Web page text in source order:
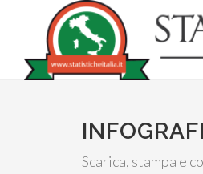
Scarica, stampa e